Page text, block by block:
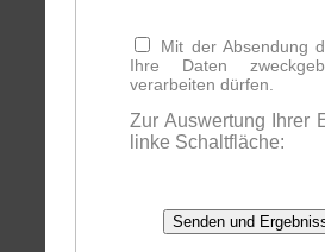
Mit der Absendung
Ihre Daten
verarbeiten dürfen.
Zur Auswertung Ihrer
linke Schaltfläche: